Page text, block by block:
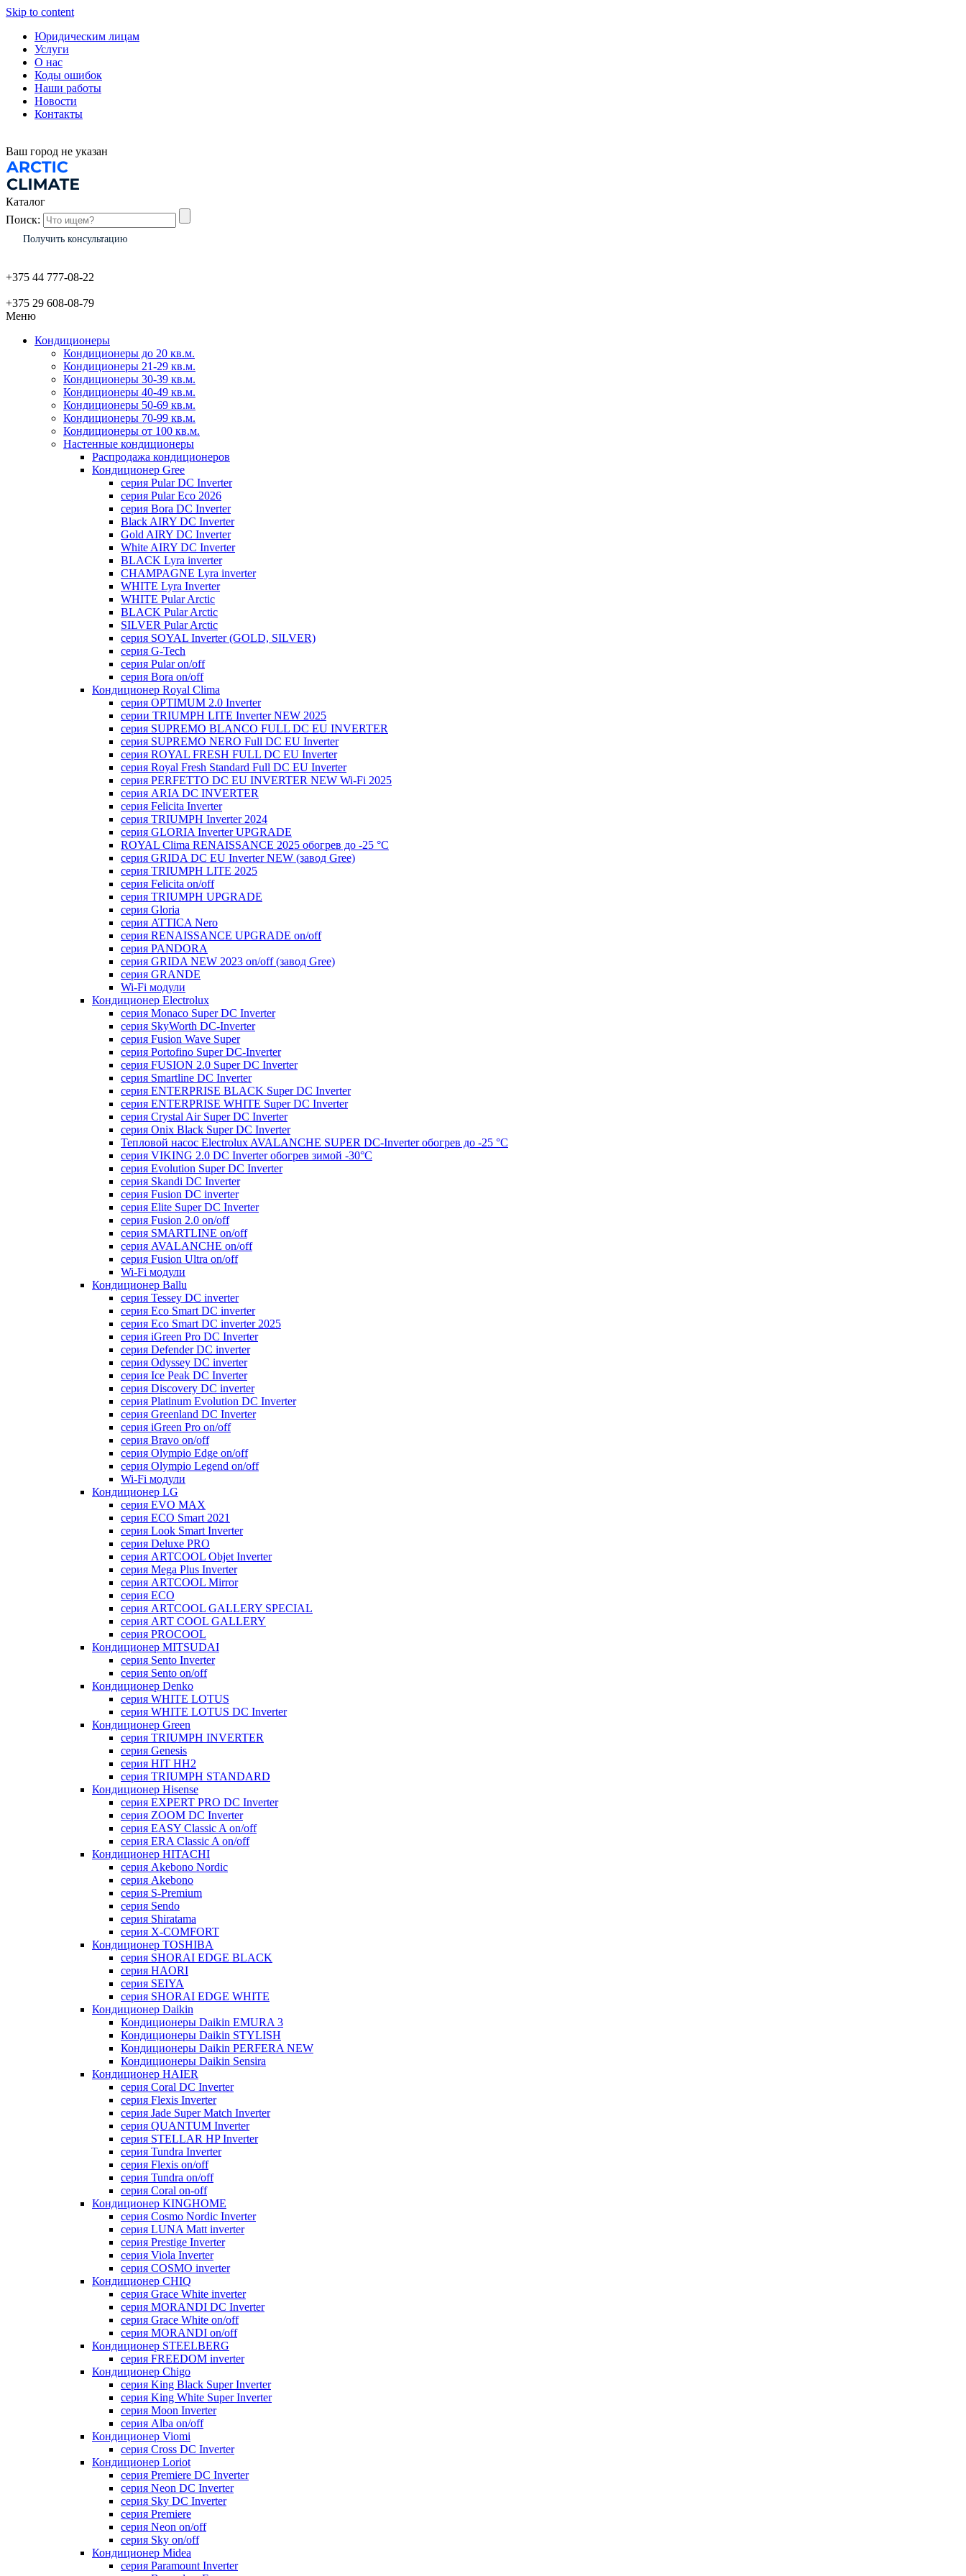
Skip to content
Юридическим лицам
Услуги
О нас
Коды ошибок
Наши работы
Новости
Контакты
Ваш город не указан
Каталог
Поиск:
Получить консультацию
+375 44 777-08-22
+375 29 608-08-79
Меню
Кондиционеры
Кондиционеры до 20 кв.м.
Кондиционеры 21-29 кв.м.
Кондиционеры 30-39 кв.м.
Кондиционеры 40-49 кв.м.
Кондиционеры 50-69 кв.м.
Кондиционеры 70-99 кв.м.
Кондиционеры от 100 кв.м.
Настенные кондиционеры
Распродажа кондиционеров
Кондиционер Gree
серия Pular DC Inverter
серия Pular Eco 2026
серия Bora DC Inverter
Black AIRY DC Inverter
Gold AIRY DC Inverter
White AIRY DC Inverter
BLACK Lyra inverter
CHAMPAGNE Lyra inverter
WHITE Lyra Inverter
WHITE Pular Arctic
BLACK Pular Arctic
SILVER Pular Arctic
серия SOYAL Inverter (GOLD, SILVER)
серия G-Tech
серия Pular on/off
серия Bora on/off
Кондиционер Royal Clima
серия OPTIMUM 2.0 Inverter
серии TRIUMPH LITE Inverter NEW 2025
серия SUPREMO BLANCO FULL DC EU INVERTER
серия SUPREMO NERO Full DC EU Inverter
серия ROYAL FRESH FULL DC EU Inverter
серия Royal Fresh Standard Full DC EU Inverter
серия PERFETTO DC EU INVERTER NEW Wi-Fi 2025
серия ARIA DC INVERTER
серия Felicita Inverter
серия TRIUMPH Inverter 2024
серия GLORIA Inverter UPGRADE
ROYAL Clima RENAISSANCE 2025 обогрев до -25 °С
серия GRIDA DC EU Inverter NEW (завод Gree)
серия TRIUMPH LITE 2025
серия Felicita on/off
серия TRIUMPH UPGRADE
серия Gloria
серия ATTICA Nero
серия RENAISSANCE UPGRADE on/off
серия PANDORA
серия GRIDA NEW 2023 on/off (завод Gree)
серия GRANDE
Wi-Fi модули
Кондиционер Electrolux
серия Monaco Super DC Inverter
серия SkyWorth DC-Inverter
серия Fusion Wave Super
серия Portofino Super DC-Inverter
серия FUSION 2.0 Super DC Іnverter
серия Smartline DC Inverter
серия ENTERPRISE BLACK Super DC Inverter
серия ENTERPRISE WHITE Super DC Inverter
серия Crystal Air Super DC Inverter
серия Onix Black Super DC Inverter
Тепловой насос Electrolux AVALANCHE SUPER DC-Inverter обогрев до -25 °С
серия VIKING 2.0 DC Inverter обогрев зимой -30°С
серия Evolution Super DC Inverter
серия Skandi DC Inverter
серия Fusion DC inverter
серия Elite Super DC Inverter
серия Fusion 2.0 on/off
серия SMARTLINE on/off
серия AVALANCHE on/off
серия Fusion Ultra on/off
Wi-Fi модули
Кондиционер Ballu
серия Tessey DC inverter
серия Eco Smart DC inverter
серия Eco Smart DC inverter 2025
серия iGreen Pro DC Inverter
серия Defender DC inverter
серия Odyssey DC inverter
серия Ice Peak DС Inverter
cерия Discovery DC inverter
серия Platinum Evolution DC Inverter
серия Greenland DC Inverter
серия iGreen Pro on/off
серия Bravo on/off
серия Olympio Edge on/off
серия Olympio Legend on/off
Wi-Fi модули
Кондиционер LG
серия EVO MAX
серия ECO Smart 2021
серия Look Smart Inverter
серия Deluxe PRO
серия ARTCOOL Objet Inverter
серия Mega Plus Inverter
серия ARTCOOL Mirror
серия ECO
серия ARTCOOL GALLERY SPECIAL
серия ART COOL GALLERY
серия PROCOOL
Кондиционер MITSUDAI
серия Sento Inverter
серия Sento on/off
Кондиционер Denko
серия WHITE LOTUS
серия WHITE LOTUS DC Inverter
Кондиционер Green
серия TRIUMPH INVERTER
серия Genesis
серия HIT HH2
серия TRIUMPH STANDARD
Кондиционер Hisense
серия EXPERT PRO DC Inverter
серия ZOOM DC Inverter
серия EASY Classic A on/off
серия ERA Classic A on/off
Кондиционер HITACHI
cерия Akebono Nordic
серия Akebono
серия S-Premium
серия Sendo
серия Shiratama
серия X-COMFORT
Кондиционер TOSHIBA
серия SHORAI EDGE BLACK
серия HAORI
серия SEIYA
серия SHORAI EDGE WHITE
Кондиционер Daikin
Кондиционеры Daikin EMURA 3
Кондиционеры Daikin STYLISH
Кондиционеры Daikin PERFERA NEW
Кондиционеры Daikin Sensira
Кондиционер HAIER
серия Coral DC Inverter
серия Flexis Inverter
серия Jade Super Match Inverter
серия QUANTUM Inverter
серия STELLAR HP Inverter
серия Tundra Inverter
серия Flexis on/off
серия Tundra on/off
серия Coral on-off
Кондиционер KINGHOME
серия Cosmo Nordic Inverter
серия LUNA Matt inverter
серия Prestige Inverter
серия Viola Inverter
серия COSMO inverter
Кондиционер CHIQ
серия Grace White inverter
серия MORANDI DC Inverter
серия Grace White on/off
серия MORANDI on/off
Кондиционер STEELBERG
серия FREEDOM inverter
Кондиционер Chigo
серия King Black Super Inverter
серия King White Super Inverter
серия Moon Inverter
серия Alba on/off
Кондиционер Viomi
серия Cross DC Inverter
Кондиционер Loriot
серия Premiere DC Inverter
серия Neon DC Inverter
серия Sky DC Inverter
серия Premiere
серия Neon on/off
серия Sky on/off
Кондиционер Midea
серия Paramount Inverter